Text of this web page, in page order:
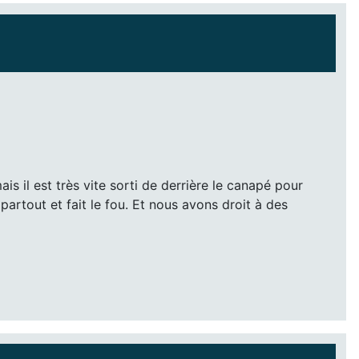
il est très vite sorti de derrière le canapé pour
et fait le fou. Et nous avons droit à des